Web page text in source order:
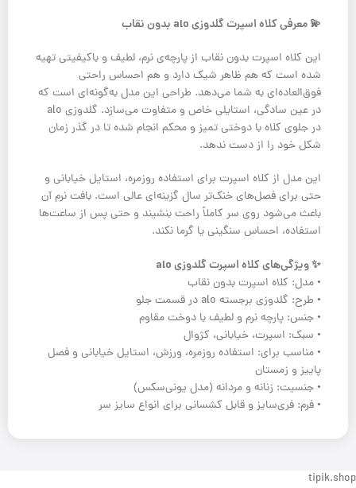
💫 معرفی کلاه اسپرت گلدوزی alo بدون نقاب
این کلاه اسپرت بدون نقاب از پارچه‌ی نرم، لطیف و باکیفیتی تهیه
شده است که هم ظاهر شیک دارد و هم احساس راحتی
فوق‌العاده‌ای به شما می‌دهد. طراحی این مدل به‌گونه‌ای است که
در عین سادگی، استایلی خاص و متفاوت می‌سازد. گلدوزی alo
در جلوی کلاه با دوختی تمیز و محکم انجام شده تا در گذر زمان
شکل خود را از دست ندهد.
این مدل از کلاه اسپرت برای استفاده روزمره، استایل خیابانی و
حتی برای فصل‌های خنک‌تر سال گزینه‌ای عالی است. بافت نرم آن
باعث می‌شود روی سر کاملاً راحت بنشیند و حتی پس از ساعت‌ها
استفاده، احساس سنگینی یا گرما نکند.
✨ ویژگی‌های کلاه اسپرت گلدوزی alo
• مدل: کلاه اسپرت بدون نقاب
• طرح: گلدوزی برجسته alo در قسمت جلو
• جنس: پارچه نرم و لطیف با دوخت مقاوم
• سبک: اسپرت، خیابانی، کژوال
• مناسب برای: استفاده روزمره، ورزش، استایل خیابانی و فصل
پاییز و زمستان
• جنسیت: زنانه و مردانه (مدل یونی‌سکس)
• فرم: فری‌سایز و قابل کشسانی برای انواع سایز سر
tipik.shop